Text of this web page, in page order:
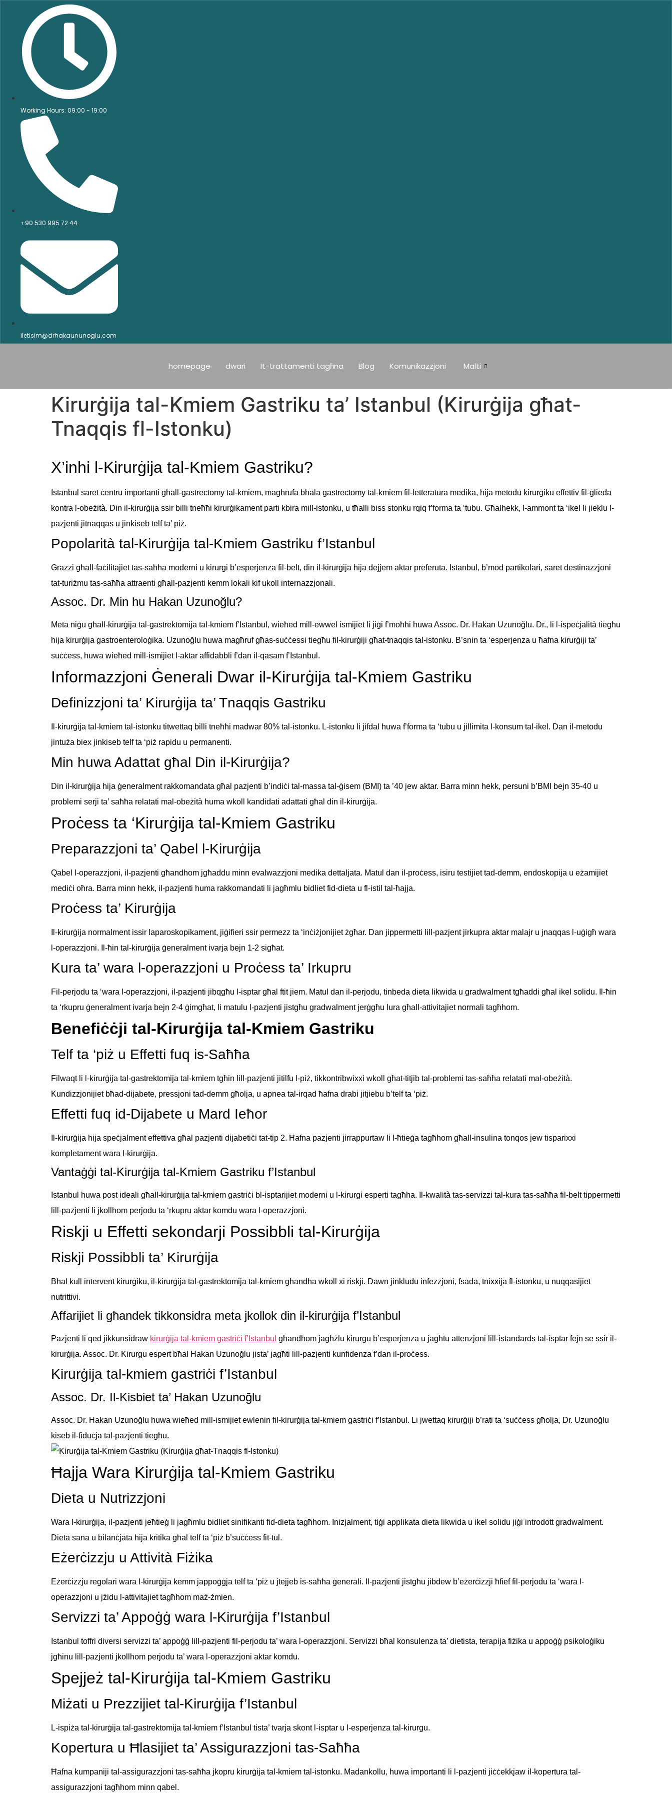
Working Hours: 09:00 - 19:00
+90 530 995 72 44
iletisim@drhakaununoglu.com
homepage dwari It-trattamenti tagħna Blog Komunikazzjoni Malti
Kirurġija tal-Kmiem Gastriku ta’ Istanbul (Kirurġija għat-
Tnaqqis fl-Istonku)
X’inhi l-Kirurġija tal-Kmiem Gastriku?
Istanbul saret ċentru importanti għall-gastrectomy tal-kmiem, magħrufa bħala gastrectomy tal-kmiem fil-letteratura medika, hija metodu kirurġiku effettiv fil-ġlieda
kontra l-obeżità. Din il-kirurġija ssir billi tneħħi kirurġikament parti kbira mill-istonku, u tħalli biss stonku rqiq f’forma ta ‘tubu. Għalhekk, l-ammont ta ‘ikel li jieklu l-
pazjenti jitnaqqas u jinkiseb telf ta’ piż.
Popolarità tal-Kirurġija tal-Kmiem Gastriku f’Istanbul
Grazzi għall-faċilitajiet tas-saħħa moderni u kirurgi b’esperjenza fil-belt, din il-kirurġija hija dejjem aktar preferuta. Istanbul, b’mod partikolari, saret destinazzjoni
tat-turiżmu tas-saħħa attraenti għall-pazjenti kemm lokali kif ukoll internazzjonali.
Assoc. Dr. Min hu Hakan Uzunoğlu?
Meta niġu għall-kirurġija tal-gastrektomija tal-kmiem f’Istanbul, wieħed mill-ewwel ismijiet li jiġi f’moħħi huwa Assoc. Dr. Hakan Uzunoğlu. Dr., li l-ispeċjalità tiegħu
hija kirurġija gastroenteroloġika. Uzunoğlu huwa magħruf għas-suċċessi tiegħu fil-kirurġiji għat-tnaqqis tal-istonku. B’snin ta ‘esperjenza u ħafna kirurġiji ta’
suċċess, huwa wieħed mill-ismijiet l-aktar affidabbli f’dan il-qasam f’Istanbul.
Informazzjoni Ġenerali Dwar il-Kirurġija tal-Kmiem Gastriku
Definizzjoni ta’ Kirurġija ta’ Tnaqqis Gastriku
Il-kirurġija tal-kmiem tal-istonku titwettaq billi tneħħi madwar 80% tal-istonku. L-istonku li jifdal huwa f’forma ta ‘tubu u jillimita l-konsum tal-ikel. Dan il-metodu
jintuża biex jinkiseb telf ta ‘piż rapidu u permanenti.
Min huwa Adattat għal Din il-Kirurġija?
Din il-kirurġija hija ġeneralment rakkomandata għal pazjenti b’indiċi tal-massa tal-ġisem (BMI) ta ’40 jew aktar. Barra minn hekk, persuni b’BMI bejn 35-40 u
problemi serji ta’ saħħa relatati mal-obeżità huma wkoll kandidati adattati għal din il-kirurġija.
Proċess ta ‘Kirurġija tal-Kmiem Gastriku
Preparazzjoni ta’ Qabel l-Kirurġija
Qabel l-operazzjoni, il-pazjenti għandhom jgħaddu minn evalwazzjoni medika dettaljata. Matul dan il-proċess, isiru testijiet tad-demm, endoskopija u eżamijiet
mediċi oħra. Barra minn hekk, il-pazjenti huma rakkomandati li jagħmlu bidliet fid-dieta u fl-istil tal-ħajja.
Proċess ta’ Kirurġija
Il-kirurġija normalment issir laparoskopikament, jiġifieri ssir permezz ta ‘inċiżjonijiet żgħar. Dan jippermetti lill-pazjent jirkupra aktar malajr u jnaqqas l-uġigħ wara
l-operazzjoni. Il-ħin tal-kirurġija ġeneralment ivarja bejn 1-2 sigħat.
Kura ta’ wara l-operazzjoni u Proċess ta’ Irkupru
Fil-perjodu ta ‘wara l-operazzjoni, il-pazjenti jibqgħu l-isptar għal ftit jiem. Matul dan il-perjodu, tinbeda dieta likwida u gradwalment tgħaddi għal ikel solidu. Il-ħin
ta ‘rkupru ġeneralment ivarja bejn 2-4 ġimgħat, li matulu l-pazjenti jistgħu gradwalment jerġgħu lura għall-attivitajiet normali tagħhom.
Benefiċċji tal-Kirurġija tal-Kmiem Gastriku
Telf ta ‘piż u Effetti fuq is-Saħħa
Filwaqt li l-kirurġija tal-gastrektomija tal-kmiem tgħin lill-pazjenti jitilfu l-piż, tikkontribwixxi wkoll għat-titjib tal-problemi tas-saħħa relatati mal-obeżità.
Kundizzjonijiet bħad-dijabete, pressjoni tad-demm għolja, u apnea tal-irqad ħafna drabi jitjiebu b’telf ta ‘piż.
Effetti fuq id-Dijabete u Mard Ieħor
Il-kirurġija hija speċjalment effettiva għal pazjenti dijabetiċi tat-tip 2. Ħafna pazjenti jirrappurtaw li l-ħtieġa tagħhom għall-insulina tonqos jew tisparixxi
kompletament wara l-kirurġija.
Vantaġġi tal-Kirurġija tal-Kmiem Gastriku f’Istanbul
Istanbul huwa post ideali għall-kirurġija tal-kmiem gastriċi bl-isptarijiet moderni u l-kirurgi esperti tagħha. Il-kwalità tas-servizzi tal-kura tas-saħħa fil-belt tippermetti
lill-pazjenti li jkollhom perjodu ta ‘rkupru aktar komdu wara l-operazzjoni.
Riskji u Effetti sekondarji Possibbli tal-Kirurġija
Riskji Possibbli ta’ Kirurġija
Bħal kull intervent kirurġiku, il-kirurġija tal-gastrektomija tal-kmiem għandha wkoll xi riskji. Dawn jinkludu infezzjoni, fsada, tnixxija fl-istonku, u nuqqasijiet
nutrittivi.
Affarijiet li għandek tikkonsidra meta jkollok din il-kirurġija f’Istanbul
Pazjenti li qed jikkunsidraw kirurġija tal-kmiem gastriċi f’Istanbul għandhom jagħżlu kirurgu b’esperjenza u jagħtu attenzjoni lill-istandards tal-isptar fejn se ssir il-
kirurġija. Assoc. Dr. Kirurgu espert bħal Hakan Uzunoğlu jista’ jagħti lill-pazjenti kunfidenza f’dan il-proċess.
Kirurġija tal-kmiem gastriċi f’Istanbul
Assoc. Dr. Il-Kisbiet ta’ Hakan Uzunoğlu
Assoc. Dr. Hakan Uzunoğlu huwa wieħed mill-ismijiet ewlenin fil-kirurġija tal-kmiem gastriċi f’Istanbul. Li jwettaq kirurġiji b’rati ta ‘suċċess għolja, Dr. Uzunoğlu
kiseb il-fiduċja tal-pazjenti tiegħu.
Ħajja Wara Kirurġija tal-Kmiem Gastriku
Dieta u Nutrizzjoni
Wara l-kirurġija, il-pazjenti jeħtieġ li jagħmlu bidliet sinifikanti fid-dieta tagħhom. Inizjalment, tiġi applikata dieta likwida u ikel solidu jiġi introdott gradwalment.
Dieta sana u bilanċjata hija kritika għal telf ta ‘piż b’suċċess fit-tul.
Eżerċizzju u Attività Fiżika
Eżerċizzju regolari wara l-kirurġija kemm jappoġġja telf ta ‘piż u jtejjeb is-saħħa ġenerali. Il-pazjenti jistgħu jibdew b’eżerċizzji ħfief fil-perjodu ta ‘wara l-
operazzjoni u jżidu l-attivitajiet tagħhom maż-żmien.
Servizzi ta’ Appoġġ wara l-Kirurġija f’Istanbul
Istanbul toffri diversi servizzi ta’ appoġġ lill-pazjenti fil-perjodu ta’ wara l-operazzjoni. Servizzi bħal konsulenza ta’ dietista, terapija fiżika u appoġġ psikoloġiku
jgħinu lill-pazjenti jkollhom perjodu ta’ wara l-operazzjoni aktar komdu.
Spejjeż tal-Kirurġija tal-Kmiem Gastriku
Miżati u Prezzijiet tal-Kirurġija f’Istanbul
L-ispiża tal-kirurġija tal-gastrektomija tal-kmiem f’Istanbul tista’ tvarja skont l-isptar u l-esperjenza tal-kirurgu.
Kopertura u Ħlasijiet ta’ Assigurazzjoni tas-Saħħa
Ħafna kumpaniji tal-assigurazzjoni tas-saħħa jkopru kirurġija tal-kmiem tal-istonku. Madankollu, huwa importanti li l-pazjenti jiċċekkjaw il-kopertura tal-
assigurazzjoni tagħhom minn qabel.